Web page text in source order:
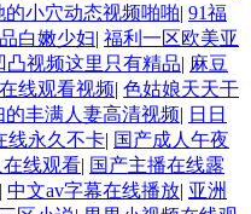
的小穴动态视频啪啪| 91福
白嫩少妇| 福利一区欧美亚
凸视频这里只有精品| 麻豆
线观看视频| 色姑娘天天干
的丰满人妻高清视频| 日日
线永久不卡| 国产成人午夜
线观看| 国产主播在线露
| 中文av字幕在线播放| 亚洲